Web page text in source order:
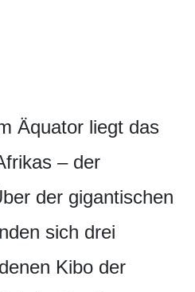
Äquator liegt das
– der
der gigantischen
sich drei
Kibo der